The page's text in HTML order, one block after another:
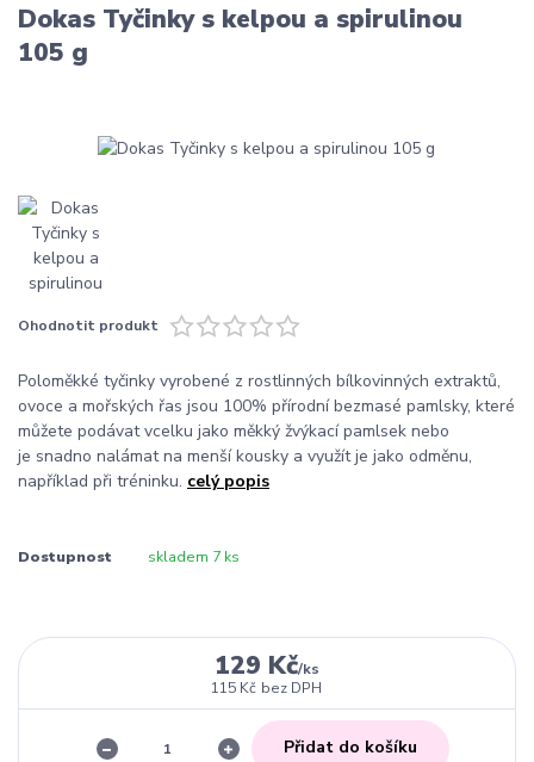
Dokas Tyčinky s kelpou a spirulinou
105 g
Ohodnotit produkt
Poloměkké tyčinky vyrobené z rostlinných bílkovinných extraktů,
ovoce a mořských řas jsou 100% přírodní bezmasé pamlsky, které
můžete podávat vcelku jako měkký žvýkací pamlsek nebo
je snadno nalámat na menší kousky a využít je jako odměnu,
například při tréninku. celý popis
Dostupnost skladem 7 ks
129 Kč/ks
115 Kč bez DPH
Přidat do košíku